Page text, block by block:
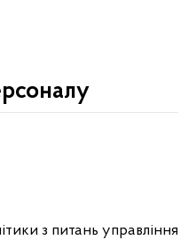
з питань управління